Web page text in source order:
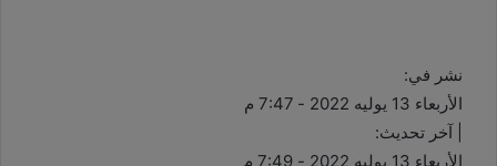
نشر في:
الأربعاء 13 يوليه 2022 - 7:47 م
| آخر تحديث:
الأربعاء 13 يوليه 2022 - 7:49 م